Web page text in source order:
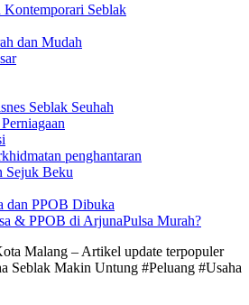
Kontemporari Seblak
dan Mudah
Seblak Seuhah
penghantaran
Sejuk Beku
dan PPOB Dibuka
& PPOB di ArjunaPulsa Murah?
Malang – Artikel update terpopuler
Seblak Makin Untung #Peluang #Usaha